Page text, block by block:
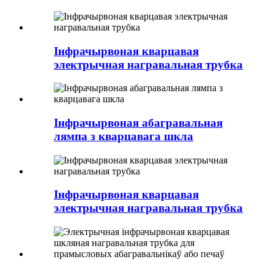
Інфрачырвоная кварцавая
электрычная награвальная трубка
Інфрачырвоная абагравальная
лямпа з кварцавага шкла
Інфрачырвоная кварцавая
электрычная награвальная трубка